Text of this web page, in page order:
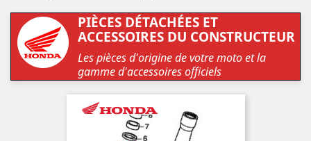
PIÈCES DÉTACHÉES ET
ACCESSOIRES DU CONSTRUCTEUR
Les pièces d'origine de votre moto et la
gamme d'accessoires officiels